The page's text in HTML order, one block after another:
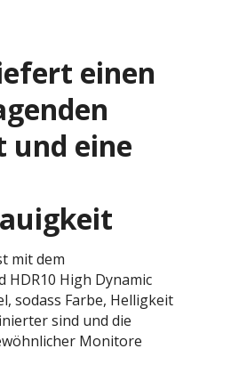
einen
und eine
mit dem
HDR10 High Dynamic
sodass Farbe, Helligkeit
sind und die
Monitore